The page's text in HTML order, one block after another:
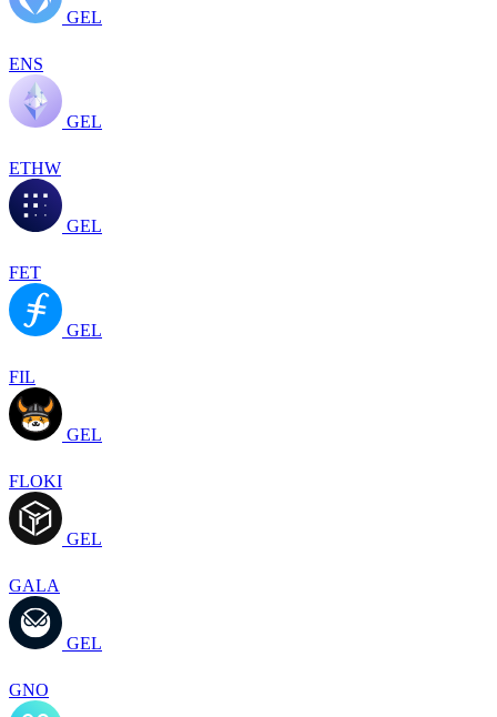
GEL
ENS
GEL
ETHW
GEL
FET
GEL
FIL
GEL
FLOKI
GEL
GALA
GEL
GNO